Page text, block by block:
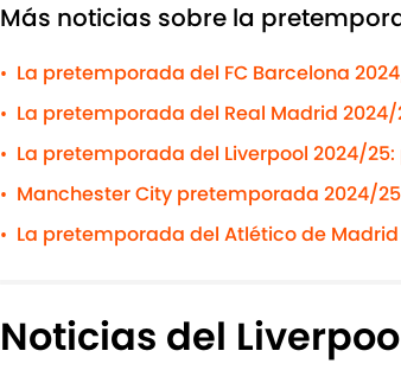
Más noticias sobre la
• La pretemporada del FC Barcelona
• La pretemporada del Real Madrid
• La pretemporada del Liverpool 2024/
• Manchester City pretemporada 2024/
• La pretemporada del Atlético de
Noticias del